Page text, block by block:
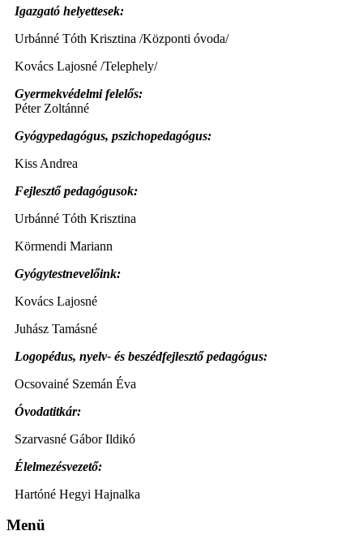
Igazgató helyettesek:
Urbánné Tóth Krisztina /Központi óvoda/
Kovács Lajosné /Telephely/
Gyermekvédelmi felelős:
Péter Zoltánné
Gyógypedagógus, pszichopedagógus:
Kiss Andrea
Fejlesztő pedagógusok:
Urbánné Tóth Krisztina
Körmendi Mariann
Gyógytestnevelőink:
Kovács Lajosné
Juhász Tamásné
Logopédus, nyelv- és beszédfejlesztő pedagógus:
Ocsovainé Szemán Éva
Óvodatitkár:
Szarvasné Gábor Ildikó
Élelmezésvezető:
Hartóné Hegyi Hajnalka
Menü